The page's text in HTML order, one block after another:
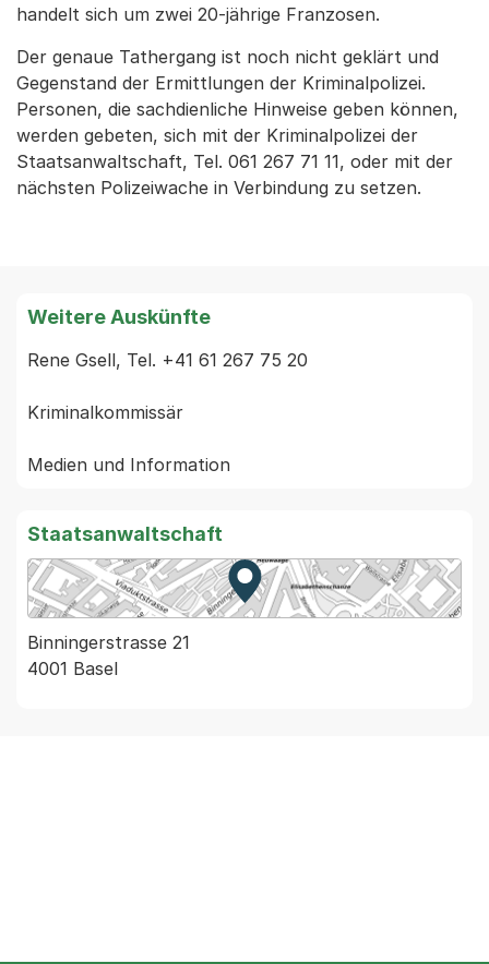
handelt sich um zwei 20-jährige Franzosen.
Der genaue Tathergang ist noch nicht geklärt und
Gegenstand der Ermittlungen der Kriminalpolizei.
Personen, die sachdienliche Hinweise geben können,
werden gebeten, sich mit der Kriminalpolizei der
Staatsanwaltschaft, Tel. 061 267 71 11, oder mit der
nächsten Polizeiwache in Verbindung zu setzen.
Weitere Auskünfte
Rene Gsell, Tel. +41 61 267 75 20
Kriminalkommissär
Staatsanwaltschaft
Zur Karte von MapBS.
Externer Link, wird in einem
Binningerstrasse 21
4001 Basel